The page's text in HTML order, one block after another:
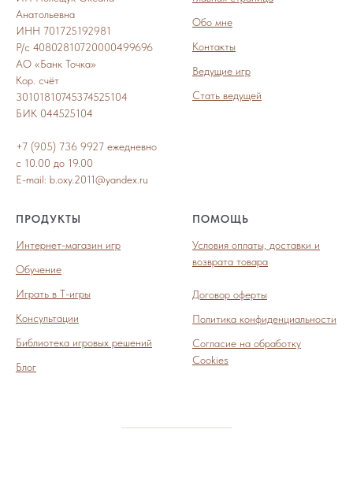
Анатольевна
ИНН 701725192981
Р/с 40802810720000499696
АО «Банк Точка»
Кор. счёт
30101810745374525104
БИК 044525104
+7 (905) 736 9927 ежедневно
с 10.00 до 19.00
E-mail: b.oxy.2011@yandex.ru
Обо мне
Контакты
Ведущие игр
Стать ведущей
ПРОДУКТЫ
Интернет-магазин игр
Обучение
Играть в Т-игры
Консультации
Библиотека игровых решений
Блог
ПОМОЩЬ
Условия оплаты, доставки и
возврата товара
Договор оферты
Политика конфиденциальности
Согласие на обработку
Cookies